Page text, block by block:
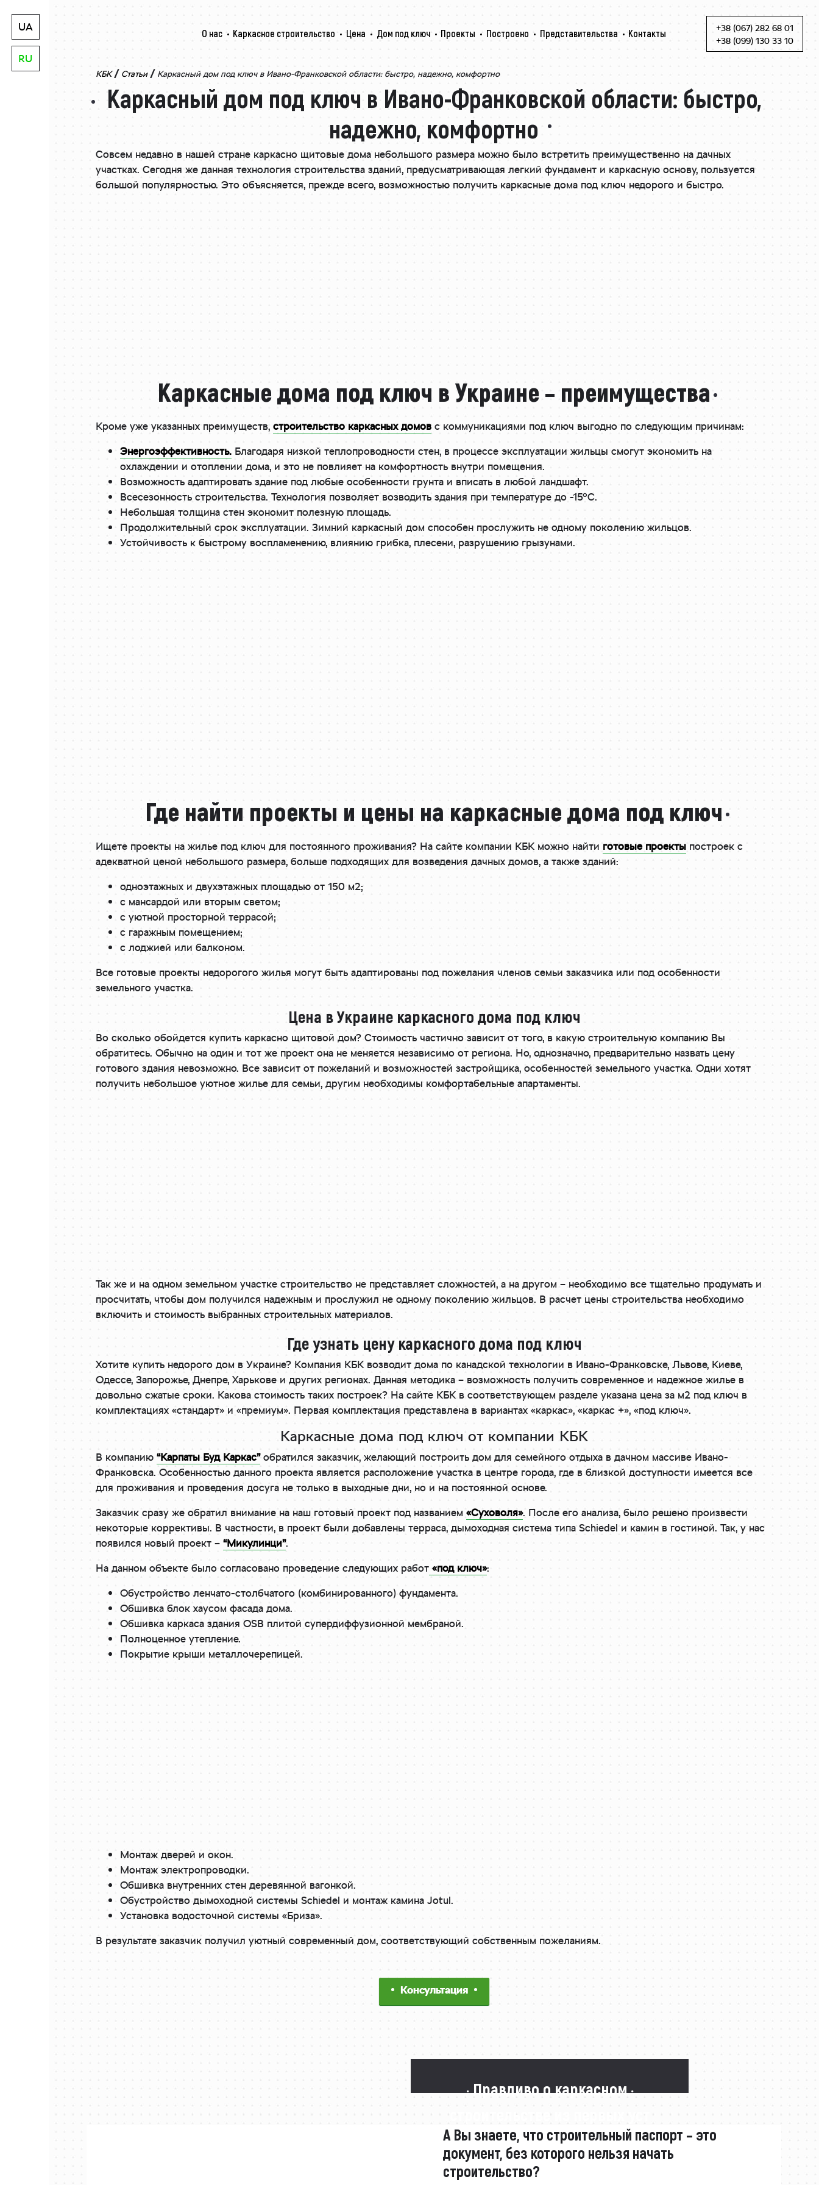
UA
RU
О нас Каркасное строительство Цена Дом под ключ Проекты Построено Представительства Контакты Skip to content
+38 (067) 282 68 01
+38 (099) 130 33 10
КБК / Статьи / Каркасный дом под ключ в Ивано-Франковской области: быстро, надежно, комфортно
Каркасный дом под ключ в Ивано-Франковской области: быстро,
надежно, комфортно
Совсем недавно в нашей стране каркасно щитовые дома небольшого размера можно было встретить преимущественно на дачных
участках. Сегодня же данная технология строительства зданий, предусматривающая легкий фундамент и каркасную основу, пользуется
большой популярностью. Это объясняется, прежде всего, возможностью получить каркасные дома под ключ недорого и быстро.
Каркасные дома под ключ в Украине – преимущества
Кроме уже указанных преимуществ,строительство каркасных домовс коммуникациями под ключ выгодно по следующим причинам:
Энергоэффективность. Благодаря низкой теплопроводности стен, в процессе эксплуатации жильцы смогут экономить на
охлаждении и отоплении дома, и это не повлияет на комфортность внутри помещения.
Возможность адаптировать здание под любые особенности грунта и вписать в любой ландшафт.
Всесезонность строительства. Технология позволяет возводить здания при температуре до -15°C.
Небольшая толщина стен экономит полезную площадь.
Продолжительный срок эксплуатации. Зимний каркасный дом способен прослужить не одному поколению жильцов.
Устойчивость к быстрому воспламенению, влиянию грибка, плесени, разрушению грызунами.
Где найти проекты и цены на каркасные дома под ключ
Ищете проекты на жилье под ключ для постоянного проживания? На сайте компании КБК можно найти готовые проекты построек с
адекватной ценой небольшого размера, больше подходящих для возведения дачных домов, а также зданий:
одноэтажных и двухэтажных площадью от 150 м2;
с мансардой или вторым светом;
с уютной просторной террасой;
с гаражным помещением;
с лоджией или балконом.
Все готовые проекты недорогого жилья могут быть адаптированы под пожелания членов семьи заказчика или под особенности
земельного участка.
Цена в Украине каркасного дома под ключ
Во сколько обойдется купить каркасно щитовой дом? Стоимость частично зависит от того, в какую строительную компанию Вы
обратитесь. Обычно на один и тот же проект она не меняется независимо от региона. Но, однозначно, предварительно назвать цену
готового здания невозможно. Все зависит от пожеланий и возможностей застройщика, особенностей земельного участка. Одни хотят
получить небольшое уютное жилье для семьи, другим необходимы комфортабельные апартаменты.
Так же и на одном земельном участке строительство не представляет сложностей, а на другом – необходимо все тщательно продумать и
просчитать, чтобы дом получился надежным и прослужил не одному поколению жильцов. В расчет цены строительства необходимо
включить и стоимость выбранных строительных материалов.
Где узнать цену каркасного дома под ключ
Хотите купить недорого дом в Украине? Компания КБК возводит дома по канадской технологии в Ивано-Франковске, Львове, Киеве,
Одессе, Запорожье, Днепре, Харькове и других регионах. Данная методика – возможность получить современное и надежное жилье в
довольно сжатые сроки. Какова стоимость таких построек? На сайте КБК в соответствующем разделе указана цена за м2 под ключ в
комплектациях «стандарт» и «премиум». Первая комплектация представлена в вариантах «каркас», «каркас +», «под ключ».
Каркасные дома под ключ от компании КБК
В компанию“Карпаты Буд Каркас”обратился заказчик, желающий построить дом для семейного отдыха в дачном массиве Ивано-
Франковска. Особенностью данного проекта является расположение участка в центре города, где в близкой доступности имеется все
для проживания и проведения досуга не только в выходные дни, но и на постоянной основе.
Заказчик сразу же обратил внимание на наш готовый проект под названием «Суховоля». После его анализа, было решено произвести
некоторые коррективы. В частности, в проект были добавлены терраса, дымоходная система типа Schiedel и камин в гостиной. Так, у нас
появился новый проект –“Микулинци”.
На данном объекте было согласовано проведение следующих работ«под ключ»:
Обустройство ленчато-столбчатого (комбинированного) фундамента.
Обшивка блок хаусом фасада дома.
Обшивка каркаса здания OSB плитой супердиффузионной мембраной.
Полноценное утепление.
Покрытие крыши металлочерепицей.
Монтаж дверей и окон.
Монтаж электропроводки.
Обшивка внутренних стен деревянной вагонкой.
Обустройство дымоходной системы Schiedel и монтаж камина Jotul.
Установка водосточной системы «Бриза».
В результате заказчик получил уютный современный дом, соответствующий собственным пожеланиям.
Консультация
· Правдиво о каркасном ·
А Вы знаете, что строительный паспорт – это
документ, без которого нельзя начать
строительство?